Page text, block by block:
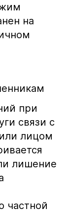
на
при
связи с
лицом
лишение
частной